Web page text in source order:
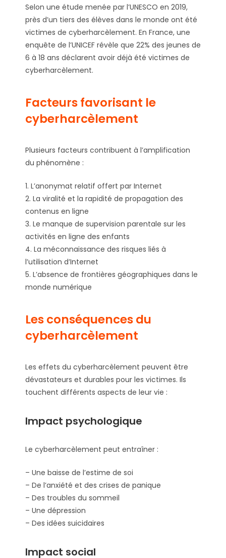
Selon une étude menée par l’UNESCO en 2019,
près d’un tiers des élèves dans le monde ont été
victimes de cyberharcèlement. En France, une
enquête de l’UNICEF révèle que 22% des jeunes de
6 à 18 ans déclarent avoir déjà été victimes de
cyberharcèlement.
Facteurs favorisant le
cyberharcèlement
Plusieurs facteurs contribuent à l’amplification
du phénomène :
1. L’anonymat relatif offert par Internet
2. La viralité et la rapidité de propagation des
contenus en ligne
3. Le manque de supervision parentale sur les
activités en ligne des enfants
4. La méconnaissance des risques liés à
l’utilisation d’Internet
5. L’absence de frontières géographiques dans le
monde numérique
Les conséquences du
cyberharcèlement
Les effets du cyberharcèlement peuvent être
dévastateurs et durables pour les victimes. Ils
touchent différents aspects de leur vie :
Impact psychologique
Le cyberharcèlement peut entraîner :
– Une baisse de l’estime de soi
– De l’anxiété et des crises de panique
– Des troubles du sommeil
– Une dépression
– Des idées suicidaires
Impact social